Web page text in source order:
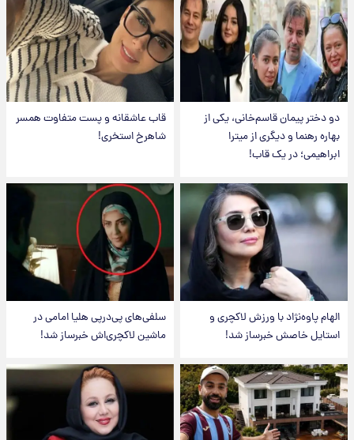
دو دختر پیمان قاسم‌خانی، یکی از
بهاره رهنما و دیگری از میترا
ابراهیمی؛ در یک قاب!
قاب عاشقانه و پست متفاوت همسر
شاهرخ استخری!
الهام پاوه‌نژاد با ورزش لاکچری و
استایل خاصش خبرساز شد!
سلفی‌های پی‌درپی هلیا امامی در
ماشین لاکچری‌اش خبرساز شد!